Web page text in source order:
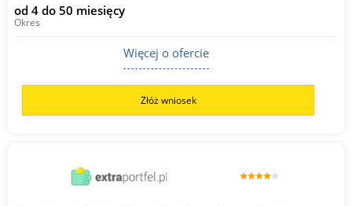
od 4 do 50 miesięcy
Okres
Więcej o ofercie
Złóż wniosek